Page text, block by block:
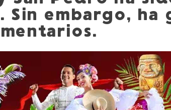
Sin embargo, ha